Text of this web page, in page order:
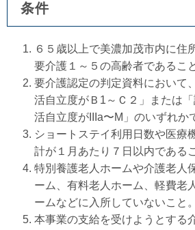
条件
６５歳以上で美濃加茂市内に住
要介護１～５の高齢者であること
要介護認定の判定資料において
活自立度がＢ1～Ｃ２」または
活自立度がIIIa〜M」のいずれか
ショートステイ利用日数や医療
計が１月あたり７日以内である
特別養護老人ホームや介護老人
ーム、有料老人ホーム、軽費老
ームなどに入所していないこと。
本事業の支給を受けようとする